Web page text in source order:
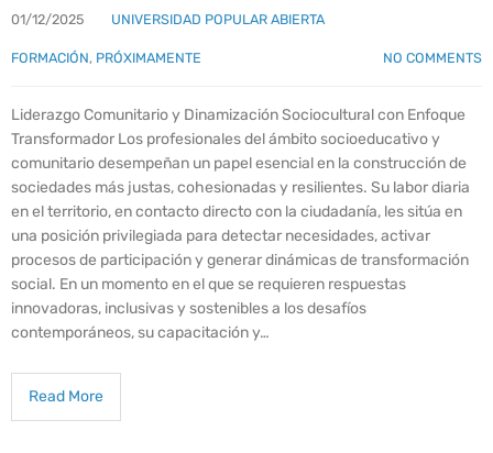
01/12/2025 UNIVERSIDAD POPULAR ABIERTA
FORMACIÓN, PRÓXIMAMENTE NO COMMENTS
Liderazgo Comunitario y Dinamización Sociocultural con Enfoque
Transformador Los profesionales del ámbito socioeducativo y
comunitario desempeñan un papel esencial en la construcción de
sociedades más justas, cohesionadas y resilientes. Su labor diaria
en el territorio, en contacto directo con la ciudadanía, les sitúa en
una posición privilegiada para detectar necesidades, activar
procesos de participación y generar dinámicas de transformación
social. En un momento en el que se requieren respuestas
innovadoras, inclusivas y sostenibles a los desafíos
contemporáneos, su capacitación y…
Read More